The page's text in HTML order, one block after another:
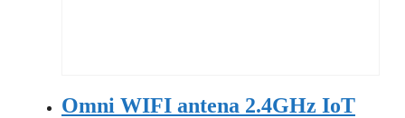
Omni WIFI antena 2.4GHz IoT